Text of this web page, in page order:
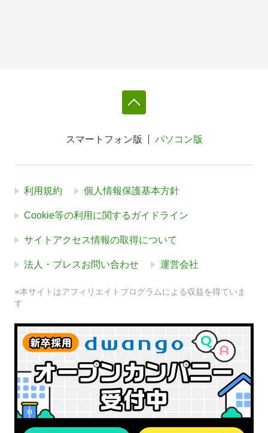
スマートフォン版 パソコン版
利用規約 個人情報保護基本方針
Cookie等の利用に関するガイドライン
サイトアクセス情報の取得について
法人・プレスお問い合わせ 運営会社
※本サイトはアフィリエイトプログラムによる収益を得ていま
す